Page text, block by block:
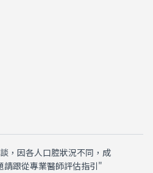
，因各人口腔狀況不同，成
請跟從專業醫師評估指引"